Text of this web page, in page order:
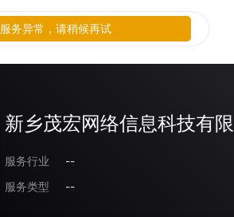
新乡茂宏网络信息科技有
服务行业
--
服务类型
--
服务异常，请稍候再试